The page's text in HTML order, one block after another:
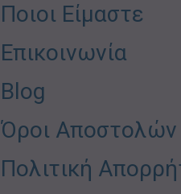
Ποιοι Είμαστε
Επικοινωνία
Blog
Όροι Αποστολών
Πολιτική